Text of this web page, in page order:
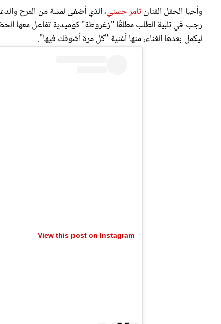
وأحيا الحفل الفنانتامر حسني، الذي أضفى لمسة من المرح
رجب في تلبية الطلب مطلقًا "زغروطة" كوميدية تفاعل معها
ليكمل بعدها الغناء، منها أغنية "كل مرة أشوفك فيها".
View this post on Instagram